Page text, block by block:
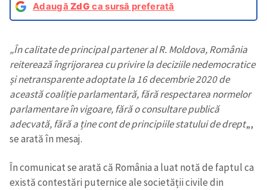
AdaugăZdG ca sursă preferată
„În calitate de principal partener al R. Moldova, România
reiterează îngrijorarea cu privire la deciziile nedemocratice
și netransparente adoptate la 16 decembrie 2020 de
această coaliție parlamentară, fără respectarea normelor
parlamentare în vigoare, fără o consultare publică
adecvată, fără a ține cont de principiile statului de drept„,
se arată în mesaj.
În comunicat se arată că România a luat notă de faptul ca
există contestări puternice ale societății civile din